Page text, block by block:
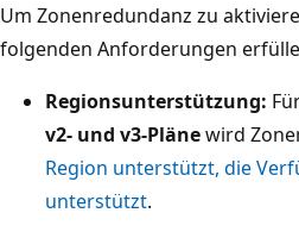
Um Zonenredundanz zu
folgenden Anforderungen
Regionsunterstützung:
v2- und v3-Plänewird
Region unterstützt, die
unterstützt.